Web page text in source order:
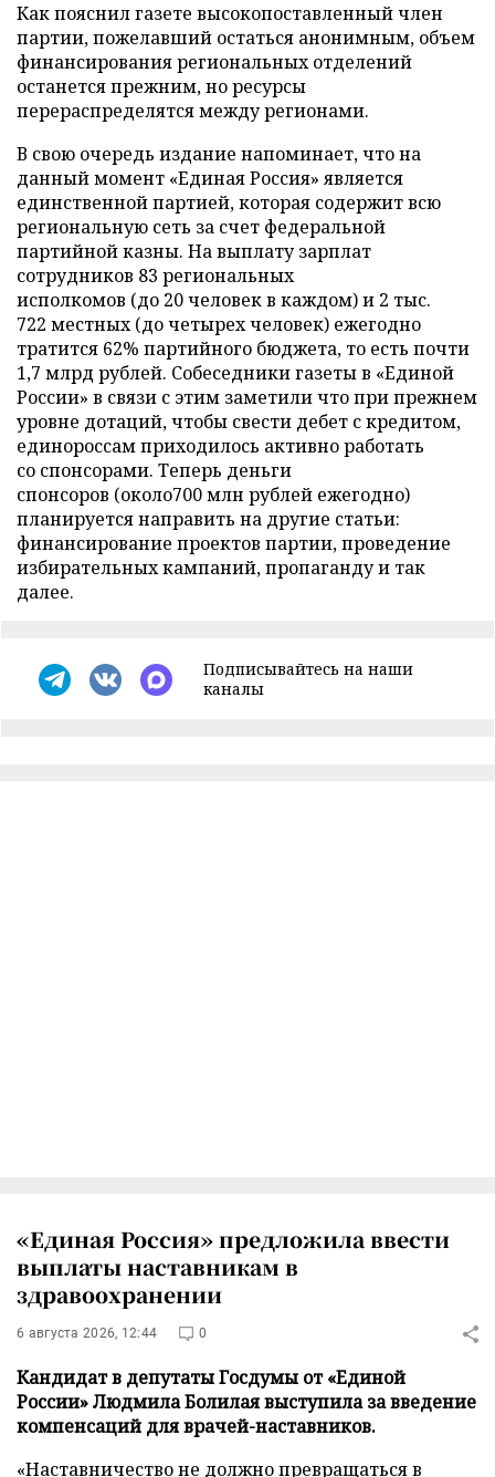
Как пояснил газете высокопоставленный член
партии, пожелавший остаться анонимным, объем
финансирования региональных отделений
останется прежним, но ресурсы
перераспределятся между регионами.
В свою очередь издание напоминает, что на
данный момент «Единая Россия» является
единственной партией, которая содержит всю
региональную сеть за счет федеральной
партийной казны. На выплату зарплат
сотрудников 83 региональных
исполкомов (до 20 человек в каждом) и 2 тыс.
722 местных (до четырех человек) ежегодно
тратится 62% партийного бюджета, то есть почти
1,7 млрд рублей. Собеседники газеты в «Единой
России» в связи с этим заметили что при прежнем
уровне дотаций, чтобы свести дебет с кредитом,
единороссам приходилось активно работать
со спонсорами. Теперь деньги
спонсоров (около700 млн рублей ежегодно)
планируется направить на другие статьи:
финансирование проектов партии, проведение
избирательных кампаний, пропаганду и так
далее.
Подписывайтесь на наши
каналы
«Единая Россия» предложила ввести
выплаты наставникам в
здравоохранении
6 августа 2026, 12:44 0
Кандидат в депутаты Госдумы от «Единой
России» Людмила Болилая выступила за введение
компенсаций для врачей-наставников.
«Наставничество не должно превращаться в